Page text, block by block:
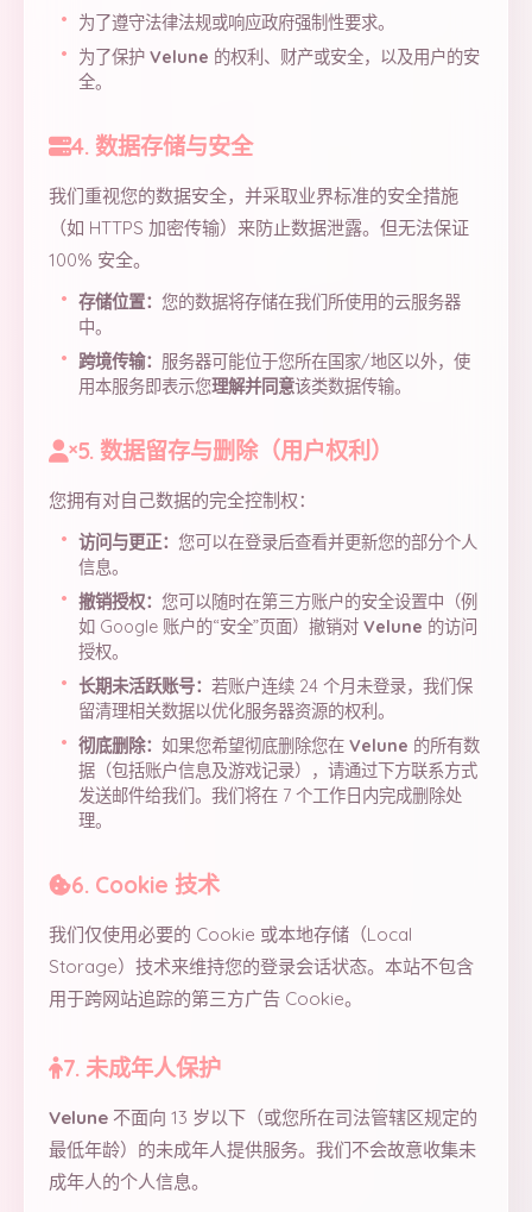
为了遵守法律法规或响应政府强制性要求。
为了保护 Velune 的权利、财产或安全，以及用户的安
全。
4. 数据存储与安全
我们重视您的数据安全，并采取业界标准的安全措施
（如 HTTPS 加密传输）来防止数据泄露。但无法保证
100% 安全。
存储位置： 您的数据将存储在我们所使用的云服务器
中。
跨境传输： 服务器可能位于您所在国家/地区以外，使
用本服务即表示您理解并同意该类数据传输。
5. 数据留存与删除（用户权利）
您拥有对自己数据的完全控制权：
访问与更正： 您可以在登录后查看并更新您的部分个人
信息。
撤销授权： 您可以随时在第三方账户的安全设置中（例
如 Google 账户的“安全”页面）撤销对 Velune 的访问
授权。
长期未活跃账号： 若账户连续 24 个月未登录，我们保
留清理相关数据以优化服务器资源的权利。
彻底删除： 如果您希望彻底删除您在 Velune 的所有数
据（包括账户信息及游戏记录），请通过下方联系方式
发送邮件给我们。我们将在 7 个工作日内完成删除处
理。
6. Cookie 技术
我们仅使用必要的 Cookie 或本地存储（Local
Storage）技术来维持您的登录会话状态。本站不包含
用于跨网站追踪的第三方广告 Cookie。
7. 未成年人保护
Velune 不面向 13 岁以下（或您所在司法管辖区规定的
最低年龄）的未成年人提供服务。我们不会故意收集未
成年人的个人信息。